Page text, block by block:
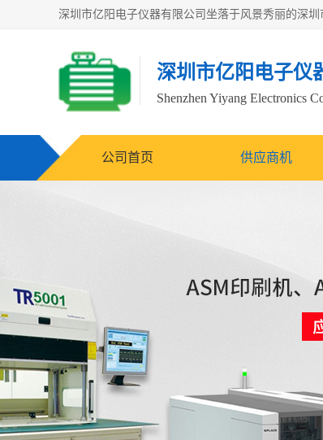
深圳市亿阳电子仪
Shenzhen Yiyang Electronics
公司首页 供应商机